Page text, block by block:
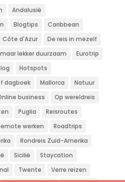
Andalusië
Blogtips
Caribbean
Côte d'Azur
De reis in mezelf
lekker duurzaam
Eurotrip
Hotspots
dagboek Mallorca
Natuur
business
Op wereldreis
Puglia
Reisroutes
werken
Roadtrips
Rondreis Zuid-Amerika
Sicilië
Staycation
Twente
Verre reizen